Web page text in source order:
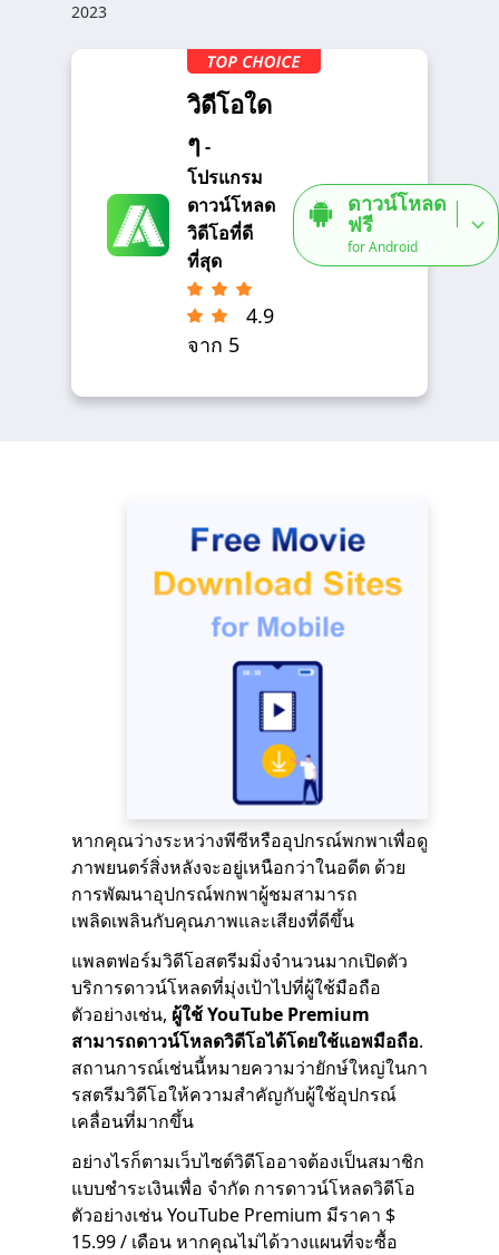
2023
วิดีโอใด
ๆ -
โปรแกรม
ดาวน์โหลด
วิดีโอที่ดี
ที่สุด
4.9
จาก 5
ดาวน์โหลด
ฟรี
for Android
หากคุณว่างระหว่างพีซีหรืออุปกรณ์พกพาเพื่อดู
ภาพยนตร์สิ่งหลังจะอยู่เหนือกว่าในอดีต ด้วย
การพัฒนาอุปกรณ์พกพาผู้ชมสามารถ
เพลิดเพลินกับคุณภาพและเสียงที่ดีขึ้น
แพลตฟอร์มวิดีโอสตรีมมิ่งจำนวนมากเปิดตัว
บริการดาวน์โหลดที่มุ่งเป้าไปที่ผู้ใช้มือถือ
ตัวอย่างเช่น, ผู้ใช้ YouTube Premium
สามารถดาวน์โหลดวิดีโอได้โดยใช้แอพมือถือ.
สถานการณ์เช่นนี้หมายความว่ายักษ์ใหญ่ในกา
รสตรีมวิดีโอให้ความสำคัญกับผู้ใช้อุปกรณ์
เคลื่อนที่มากขึ้น
อย่างไรก็ตามเว็บไซต์วิดีโออาจต้องเป็นสมาชิก
แบบชำระเงินเพื่อ จำกัด การดาวน์โหลดวิดีโอ
ตัวอย่างเช่น YouTube Premium มีราคา $
15.99 / เดือน หากคุณไม่ได้วางแผนที่จะซื้อ